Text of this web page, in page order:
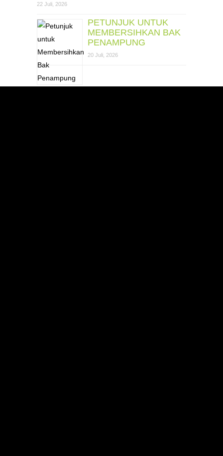
22 Juli, 2026
PETUNJUK UNTUK
MEMBERSIHKAN BAK
PENAMPUNG
20 Juli, 2026